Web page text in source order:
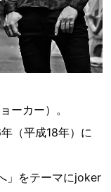
ーカー）。
（平成18年）に
」をテーマにjoker